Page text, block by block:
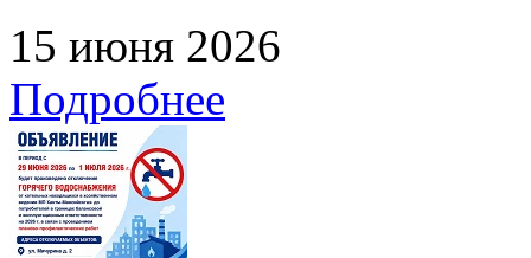
15 июня 2026
Подробнее